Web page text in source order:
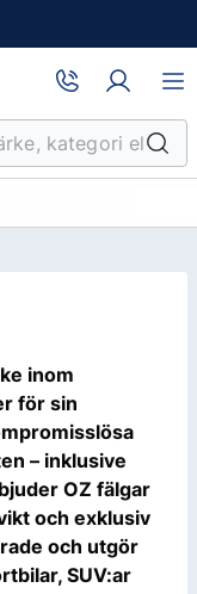
inom
för sin
– inklusive
OZ fälgar
och exklusiv
och utgör
SUV:ar